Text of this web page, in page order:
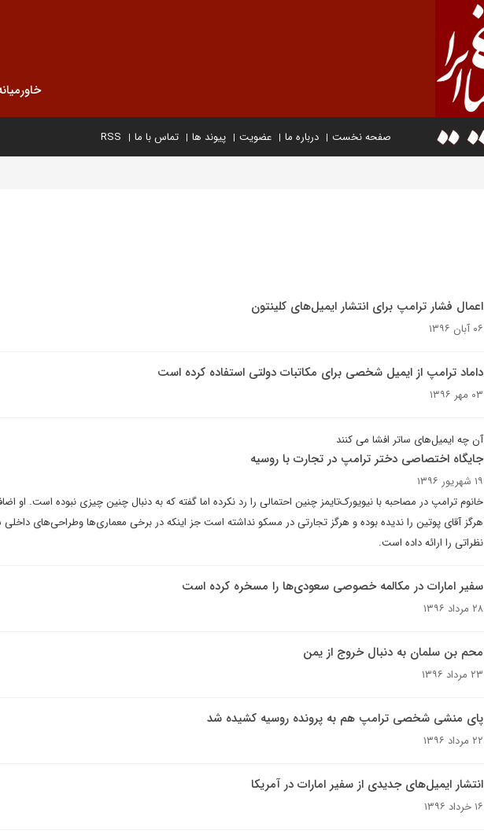
صفحه نخست درباره ما عضویت پیوند ها تماس با ما RSS
اعمال فشار ترامپ برای انتشار ایمیل‌های کلینتون
۰۶ آبان ۱۳۹۶
داماد ترامپ از ایمیل شخصی برای مکاتبات دولتی استفاده کرده است
۰۳ مهر ۱۳۹۶
آن چه ایمیل‌های ساتر افشا می کنند
جایگاه اختصاصی دختر ترامپ در تجارت با روسیه
۱۹ شهریور ۱۳۹۶
خانوم ترامپ در مصاحبه با نیویورک‌تایمز چنین احتمالی را رد نکرده اما گفته که به دنبال چنین چیزی نبوده است. او
هرگز آقای پوتین را ندیده بوده و هرگز تجارتی در مسکو نداشته است جز اینکه در برخی معماری‌ها وطراحی‌های
نظراتی را ارائه داده است.
سفیر امارات در مکالمه خصوصی سعودی‌ها را مسخره کرده است
۲۸ مرداد ۱۳۹۶
محم بن سلمان به دنبال خروج از یمن
۲۳ مرداد ۱۳۹۶
پای منشی شخصی ترامپ هم به پرونده روسیه کشیده شد
۲۲ مرداد ۱۳۹۶
انتشار ایمیل‌های جدیدی از سفیر امارات در آمریکا
۱۶ خرداد ۱۳۹۶